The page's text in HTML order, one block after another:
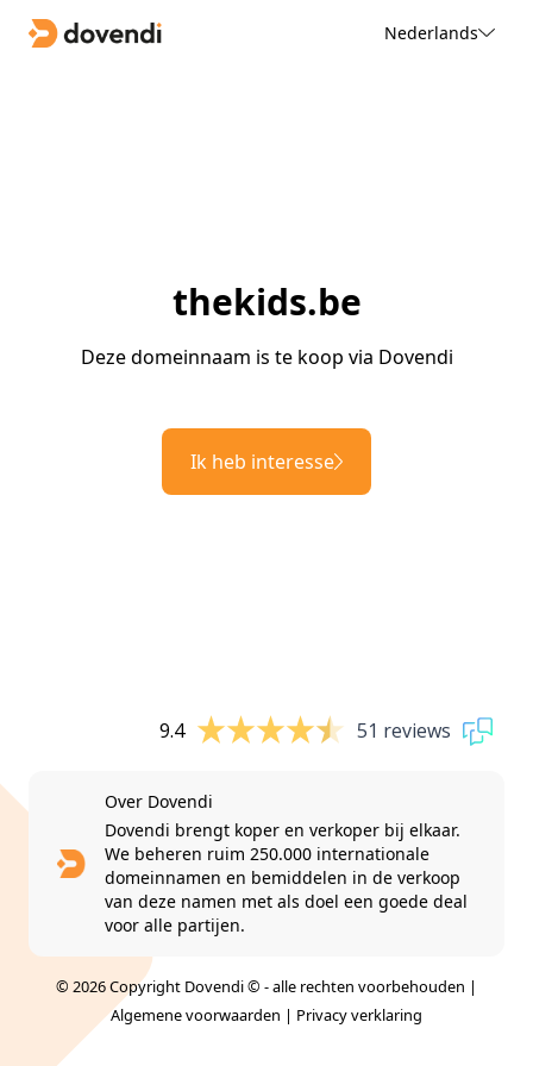
Nederlands
thekids.be
Deze domeinnaam is te koop via Dovendi
Ik heb interesse
9.4 51 reviews
Over Dovendi
Dovendi brengt koper en verkoper bij elkaar.
We beheren ruim 250.000 internationale
domeinnamen en bemiddelen in de verkoop
van deze namen met als doel een goede deal
voor alle partijen.
© 2026 Copyright Dovendi © - alle rechten voorbehouden |
Algemene voorwaarden | Privacy verklaring